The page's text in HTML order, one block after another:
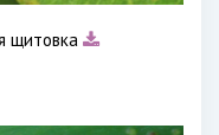
щитовка